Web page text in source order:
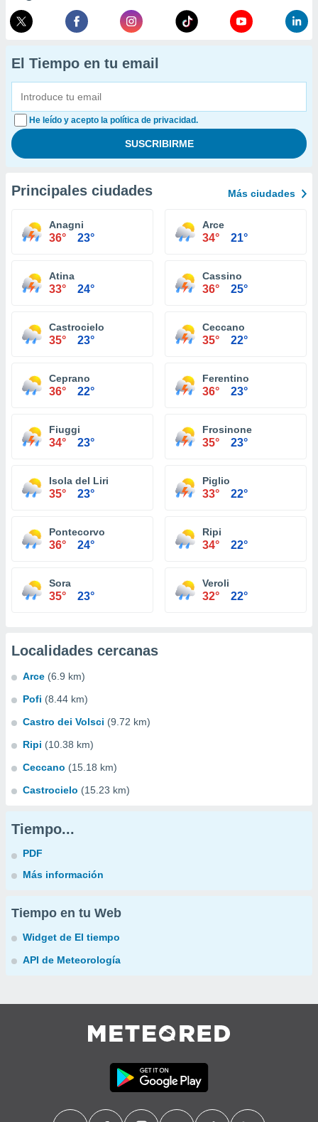
El Tiempo en tu email
He leído y acepto la política de privacidad.
Principales ciudades Más ciudades
Anagni
36° 23°
Arce
34° 21°
Atina
33° 24°
Cassino
36° 25°
Castrocielo
35° 23°
Ceccano
35° 22°
Ceprano
36° 22°
Ferentino
36° 23°
Fiuggi
34° 23°
Frosinone
35° 23°
Isola del Liri
35° 23°
Piglio
33° 22°
Pontecorvo
36° 24°
Ripi
34° 22°
Sora
35° 23°
Veroli
32° 22°
Localidades cercanas
Arce (6.9 km)
Pofi (8.44 km)
Castro dei Volsci (9.72 km)
Ripi (10.38 km)
Ceccano (15.18 km)
Castrocielo (15.23 km)
Tiempo...
PDF
Más información
Tiempo en tu Web
Widget de El tiempo
API de Meteorología